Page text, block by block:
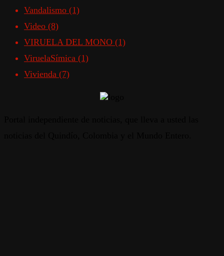
Vandalismo (1)
Video (8)
VIRUELA DEL MONO (1)
ViruelaSímica (1)
Vivienda (7)